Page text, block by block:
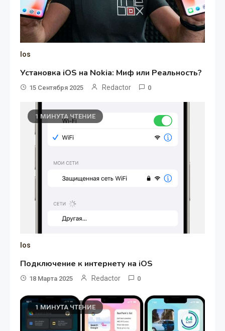
Ios
Установка iOS на Nokia: Миф или Реальность?
15 Сентября 2025 Redactor 0
1 МИНУТА ЧТЕНИЕ
Ios
Подключение к интернету на iOS
18 Марта 2025 Redactor 0
1 МИНУТА ЧТЕНИЕ